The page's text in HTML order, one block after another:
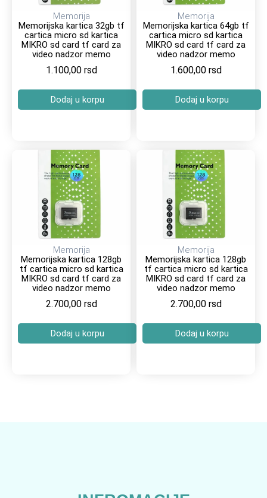
Memorija
Memorijska kartica 32gb tf
cartica micro sd kartica
MIKRO sd card tf card za
video nadzor memo
1.100,00 rsd
Dodaj u korpu
Memorija
Memorijska kartica 64gb tf
cartica micro sd kartica
MIKRO sd card tf card za
video nadzor memo
1.600,00 rsd
Dodaj u korpu
Memorija
Memorijska kartica 128gb
tf cartica micro sd kartica
MIKRO sd card tf card za
video nadzor memo
2.700,00 rsd
Dodaj u korpu
Memorija
Memorijska kartica 128gb
tf cartica micro sd kartica
MIKRO sd card tf card za
video nadzor memo
2.700,00 rsd
Dodaj u korpu